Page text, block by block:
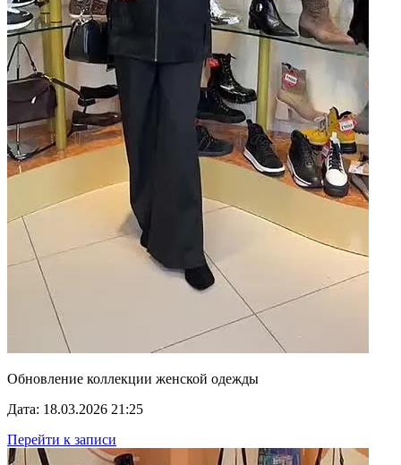
Обновление коллекции женской одежды
Дата: 18.03.2026 21:25
Перейти к записи